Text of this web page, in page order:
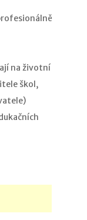
na životní
škol,